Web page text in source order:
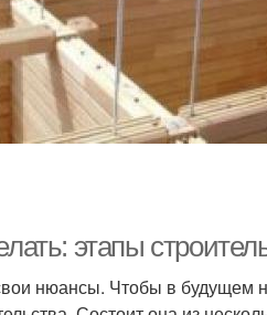
этапы
нюансы. Чтобы в будущем